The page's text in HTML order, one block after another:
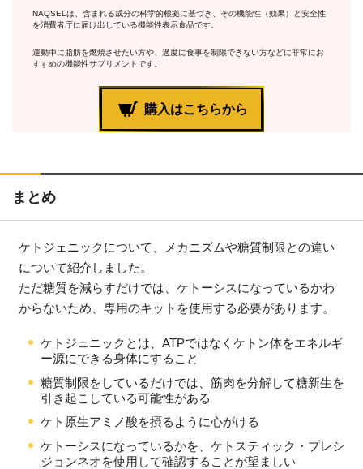
NAQSELは、含まれる成分の科学的根拠に基づき、その機能性（効果）と安全性
を消費者庁に届け出している機能性表示食品です。
運動中に脂肪を燃焼させたい方や、 過度に食事を制限できない方などに非常にお
すすめの機能性サプリメントです。
購入はこちらから
まとめ
ケトジェニックについて、メカニズムや糖質制限との違い
について紹介しました。
ただ糖質を減らすだけでは、ケトーシスになっているかわ
からないため、専用のキットを使用する必要があります。
ケトジェニックとは、ATPではなくケトン体をエネルギ
ー源にできる身体にすること
糖質制限をしているだけでは、筋肉を分解して糖新生を
引き起こしている可能性がある
ケト原生アミノ酸を摂るように心がける
ケトーシスになっているかを、ケトスティック・プレシ
ジョンネオを使用して確認することが望ましい